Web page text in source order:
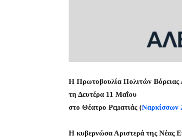
Η Πρωτοβουλία Πολιτών Βόρειας
τη Δευτέρα 11 Μαΐου
στο Θέατρο Ρεματιάς (Ναρκίσσων
Η κυβερνώσα Αριστερά της Νέας